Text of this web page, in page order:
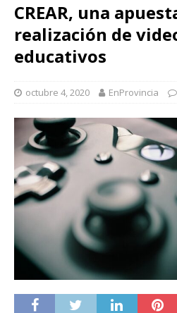
CREAR, una
realización de
educativos
octubre 4, 2020 EnProvincia